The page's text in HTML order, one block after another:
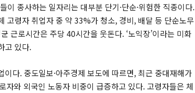
종사하는 일자리는 대부분 단기·단순·위험한 직종이다.
고령자 취업자 중 약 33%가 청소, 경비, 배달 등 단순노무
근로시간은 주당 40시간을 웃돈다. ‘노익장’이라는 미화
고 있다.
다. 중도일보·아주경제 보도에 따르면, 최근 중대재해가
자와 외국인 노동자 비중이 급증하고 있다. 고령자들은 체